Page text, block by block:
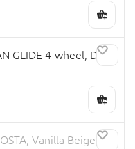
GLIDE 4-wheel, Dark
Vanilla Beige,